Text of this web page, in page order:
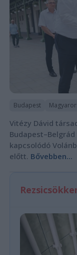
Budapest
Vitézy Dávid
kapcsolódó
előtt. Bővebben...